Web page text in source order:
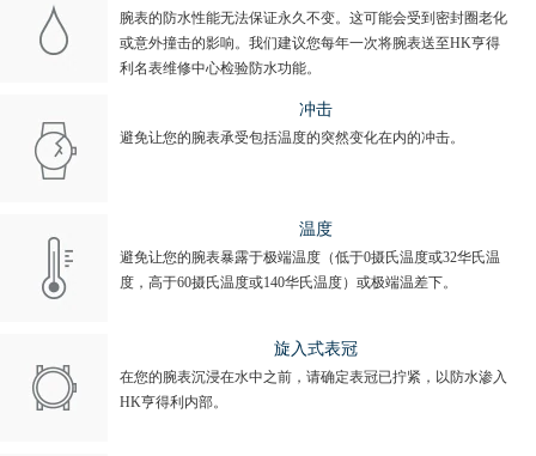
腕表的防水性能无法保证永久不变。这可能会受到密封圈老化
或意外撞击的影响。我们建议您每年一次将腕表送至HK亨得
利名表维修中心检验防水功能。
冲击
避免让您的腕表承受包括温度的突然变化在内的冲击。
温度
避免让您的腕表暴露于极端温度（低于0摄氏温度或32华氏温
度，高于60摄氏温度或140华氏温度）或极端温差下。
旋入式表冠
在您的腕表沉浸在水中之前，请确定表冠已拧紧，以防水渗入
HK亨得利内部。